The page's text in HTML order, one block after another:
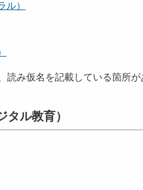
）
み仮名を記載している箇所が
ル教育）